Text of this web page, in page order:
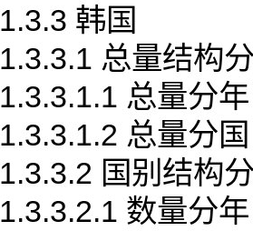
1.3.3 韩国
1.3.3.1 总量结构
1.3.3.1.1 总量分年
1.3.3.1.2 总量分国
1.3.3.2 国别结构
1.3.3.2.1 数量分年